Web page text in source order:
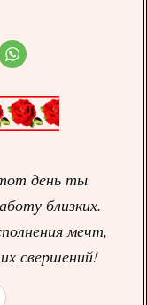
день ты
близких.
мечт,
свершений!